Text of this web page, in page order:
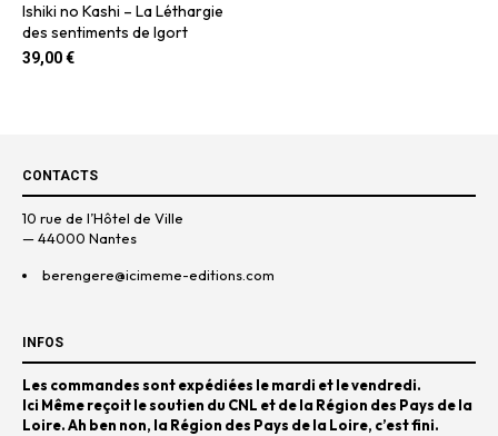
Ishiki no Kashi – La Léthargie
des sentiments de Igort
39,00€
CONTACTS
10 rue de l’Hôtel de Ville
— 44000 Nantes
berengere@icimeme-editions.com
INFOS
Les commandes sont expédiées le mardi et le vendredi.
Ici Même reçoit le soutien du CNL et de la Région des Pays de la
Loire. Ah ben non, la Région des Pays de la Loire, c’est fini.